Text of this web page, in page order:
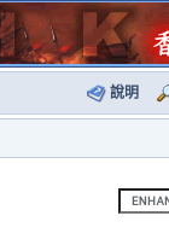
說明